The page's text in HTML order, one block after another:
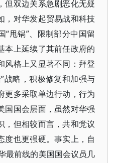
但双边关系急剧恶化无疑
，对华发起贸易战和科技
“甩锅”、限制部分中国留
本上延续了其前任政府的
风格上又显著不同：拜登
战略，积极修复和加强与
更多采取单边行动，行为
国国会层面，虽然对华强
，但相较而言，共和党议
度也更强硬。事实上，自
最前线的美国国会议员几